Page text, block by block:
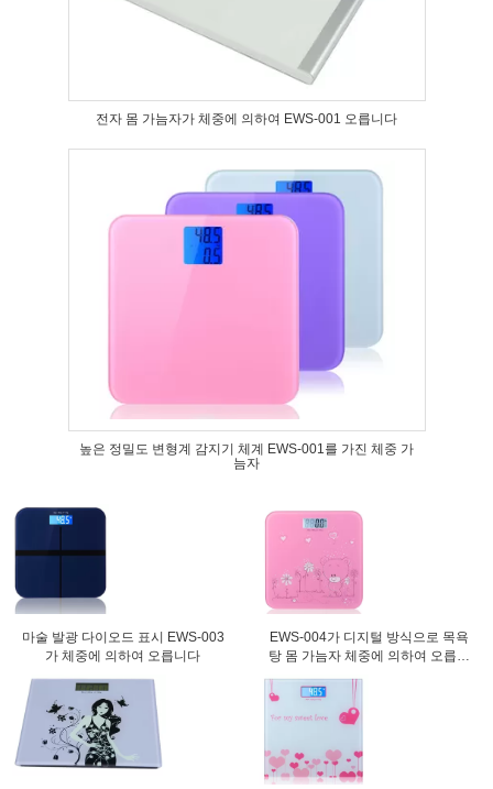
전자 몸 가늠자가 체중에 의하여 EWS-001 오릅니다
높은 정밀도 변형계 감지기 체계 EWS-001를 가진 체중 가
늠자
마술 발광 다이오드 표시 EWS-003
가 체중에 의하여 오릅니다
EWS-004가 디지털 방식으로 목욕
탕 몸 가늠자 체중에 의하여 오릅니